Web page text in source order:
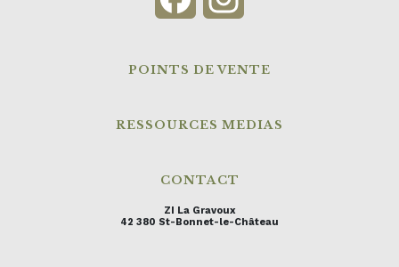
POINTS DE VENTE
RESSOURCES MEDIAS
CONTACT
ZI La Gravoux
42 380 St-Bonnet-le-Château